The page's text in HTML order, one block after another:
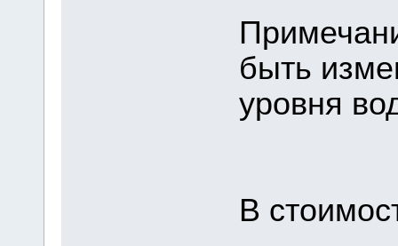
быть
уровня
В